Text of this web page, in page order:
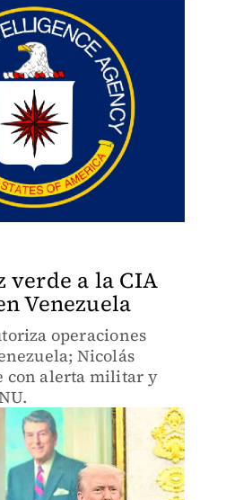
verde a la CIA
Venezuela
operaciones
Nicolás
con alerta militar y